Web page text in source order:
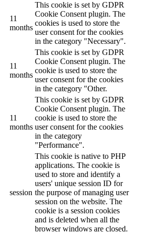
11
months
This cookie is set by GDPR
Cookie Consent plugin. The
cookies is used to store the
user consent for the cookies
in the category "Necessary".
11
months
This cookie is set by GDPR
Cookie Consent plugin. The
cookie is used to store the
user consent for the cookies
in the category "Other.
11
months
This cookie is set by GDPR
Cookie Consent plugin. The
cookie is used to store the
user consent for the cookies
in the category
"Performance".
session
This cookie is native to PHP
applications. The cookie is
used to store and identify a
users' unique session ID for
the purpose of managing user
session on the website. The
cookie is a session cookies
and is deleted when all the
browser windows are closed.